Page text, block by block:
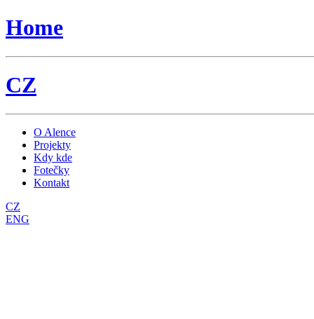
Home
CZ
O Alence
Projekty
Kdy kde
Fotečky
Kontakt
CZ
ENG